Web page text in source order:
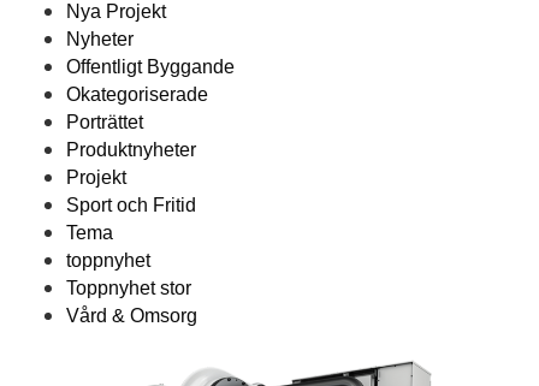
Nya Projekt
Nyheter
Offentligt Byggande
Okategoriserade
Porträttet
Produktnyheter
Projekt
Sport och Fritid
Tema
toppnyhet
Toppnyhet stor
Vård & Omsorg